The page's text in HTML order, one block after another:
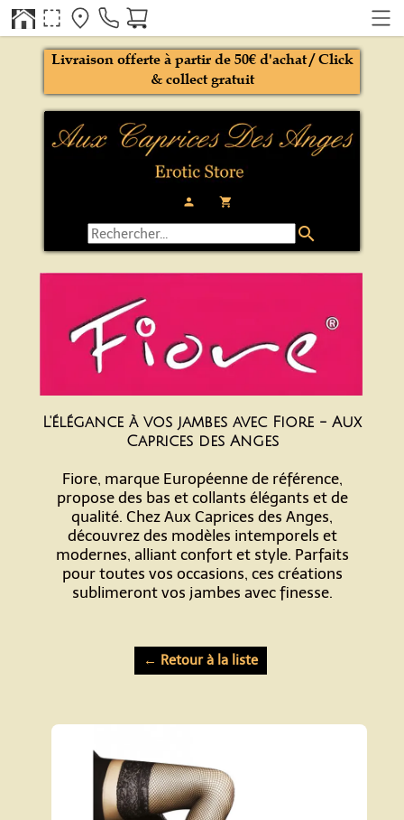
person local_grocery_store
Livraison offerte à partir de 50€ d'achat / Click
& collect gratuit
search
L'élégance à vos jambes avec Fiore - Aux
Caprices des Anges
Fiore, marque Européenne de référence,
propose des bas et collants élégants et de
qualité. Chez Aux Caprices des Anges,
découvrez des modèles intemporels et
modernes, alliant confort et style. Parfaits
pour toutes vos occasions, ces créations
sublimeront vos jambes avec finesse.
← Retour à la liste